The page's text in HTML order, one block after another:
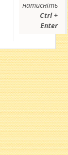
натисніть
Ctrl +
Enter